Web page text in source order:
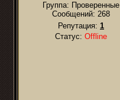
Группа: Проверенные
Сообщений: 268
Репутация: 1
Статус: Offline